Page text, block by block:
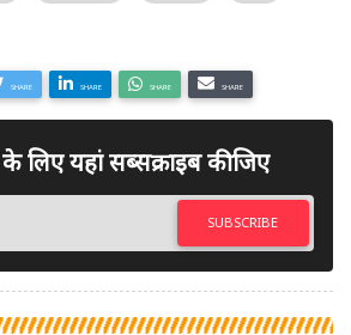
SHARE SHARE SHARE SHARE
लिए यहां सब्सक्राइब कीजिए
SUBSCRIBE